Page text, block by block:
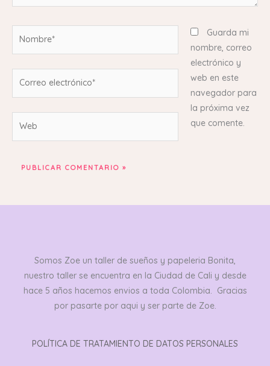
Guarda mi
nombre, correo
electrónico y
web en este
navegador para
la próxima vez
que comente.
Somos Zoe un taller de sueños y papeleria Bonita,
nuestro taller se encuentra en la Ciudad de Cali y desde
hace 5 años hacemos envios a toda Colombia. Gracias
por pasarte por aqui y ser parte de Zoe.
POLÍTICA DE TRATAMIENTO DE DATOS PERSONALES